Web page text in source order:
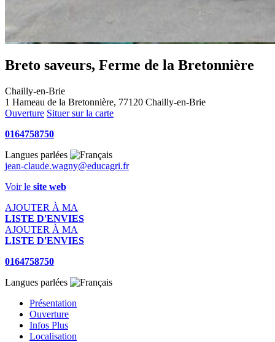
Breto saveurs, Ferme de la Bretonnière
Chailly-en-Brie
1 Hameau de la Bretonnière, 77120 Chailly-en-Brie
Ouverture Situer sur la carte
0164758750
Langues parlées
jean-claude.wagny@educagri.fr
Voir le site web
AJOUTER À MA
LISTE D'ENVIES
AJOUTER À MA
LISTE D'ENVIES
0164758750
Langues parlées
Présentation
Ouverture
Infos Plus
Localisation